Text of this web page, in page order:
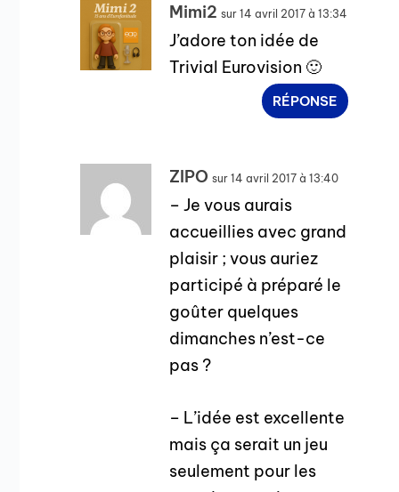
Mimi2 sur 14 avril 2017 à 13:34
J’adore ton idée de
Trivial Eurovision 🙂
RÉPONSE
ZIPO sur 14 avril 2017 à 13:40
– Je vous aurais
accueillies avec grand
plaisir ; vous auriez
participé à préparé le
goûter quelques
dimanches n’est-ce
pas ?
– L’idée est excellente
mais ça serait un jeu
seulement pour les